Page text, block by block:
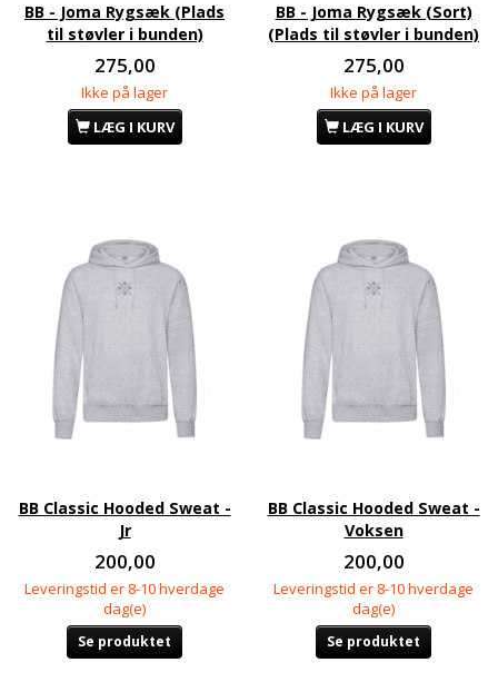
BB - Joma Rygsæk (Plads
til støvler i bunden)
275,00
Ikke på lager
LÆG I KURV
BB - Joma Rygsæk (Sort)
(Plads til støvler i bunden)
275,00
Ikke på lager
LÆG I KURV
BB Classic Hooded Sweat -
Jr
200,00
Leveringstid er 8-10 hverdage
dag(e)
Se produktet
BB Classic Hooded Sweat -
Voksen
200,00
Leveringstid er 8-10 hverdage
dag(e)
Se produktet